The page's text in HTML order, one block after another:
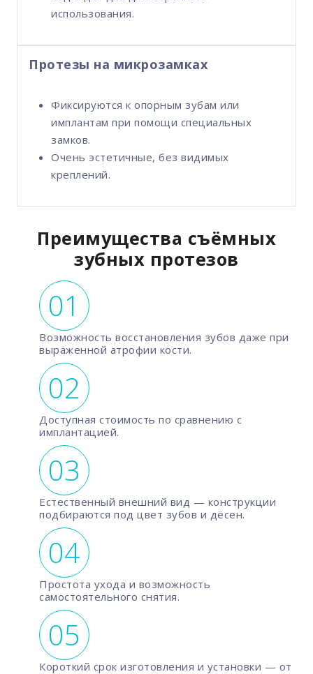
использования.
Протезы на микрозамках
Фиксируются к опорным зубам или
имплантам при помощи специальных
замков.
Очень эстетичные, без видимых
креплений.
Преимущества съёмных
зубных протезов
Возможность восстановления зубов даже при
выраженной атрофии кости.
Доступная стоимость по сравнению с
имплантацией.
Естественный внешний вид — конструкции
подбираются под цвет зубов и дёсен.
Простота ухода и возможность
самостоятельного снятия.
Короткий срок изготовления и установки — от